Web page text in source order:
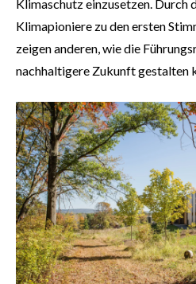
Klimaschutz einzusetzen. Durch
Klimapioniere zu den ersten
zeigen anderen, wie die
nachhaltigere Zukunft gestalten